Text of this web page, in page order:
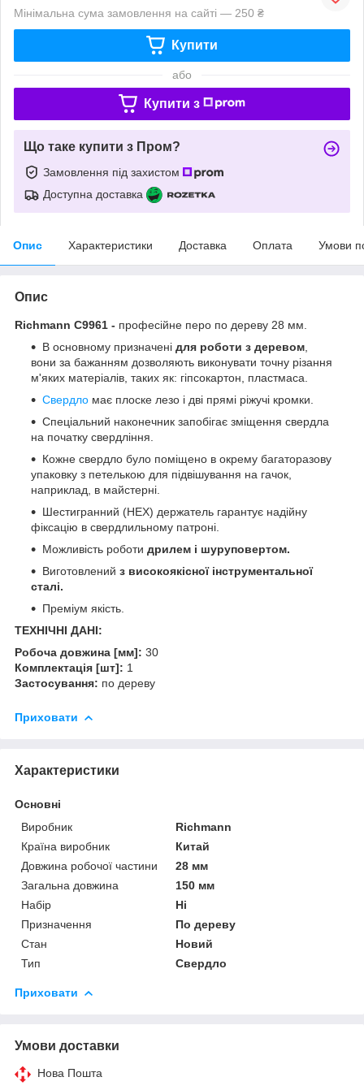
Мінімальна сума замовлення на сайті — 250 ₴
Купити
або
Купити з
Що таке купити з Пром?
Замовлення під захистом
Доступна доставка
Опис Характеристики Доставка Оплата Умови
Опис
Richmann C9961 - професійне перо по дереву 28 мм.
В основному призначені для роботи з деревом
вони за бажанням дозволяють виконувати точну різання
м'яких матеріалів, таких як: гіпсокартон, пластмаса.
Свердло має плоске лезо і дві прямі ріжучі кромки.
Спеціальний наконечник запобігає зміщення свердла
на початку свердління.
Кожне свердло було поміщено в окрему багаторазову
упаковку з петелькою для підвішування на гачок,
наприклад, в майстерні.
Шестигранний (HEX) держатель гарантує надійну
фіксацію в свердлильному патроні.
Можливість роботи дрилем і шуруповертом.
Виготовлений з високоякісної інструментальної
сталі.
Преміум якість.
ТЕХНІЧНІ ДАНІ:
Робоча довжина [мм]: 30
Комплектація [шт]: 1
Застосування: по дереву
Приховати
Характеристики
Основні
Виробник
Richmann
Країна виробник
Китай
Довжина робочої частини
28 мм
Загальна довжина
150 мм
Набір
Ні
Призначення
По дереву
Стан
Новий
Тип
Свердло
Приховати
Умови доставки
Нова Пошта